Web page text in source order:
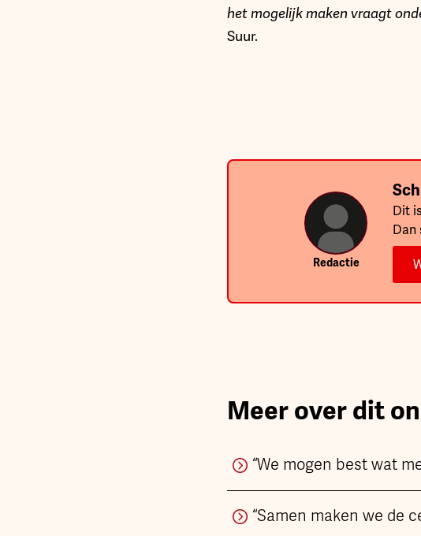
het mogelijk maken vraagt
Suur.
Redactie
Dit
Dan
Meer over dit
“We mogen best wat
“Samen maken we de